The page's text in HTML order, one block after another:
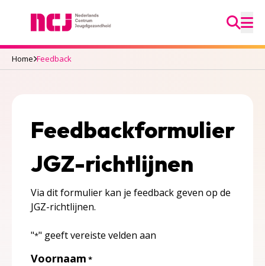
Ga
Home Feedback
Feedbackformulier
JGZ-richtlijnen
Via dit formulier kan je feedback geven op de
JGZ-richtlijnen.
"*" geeft vereiste velden aan
Voornaam *